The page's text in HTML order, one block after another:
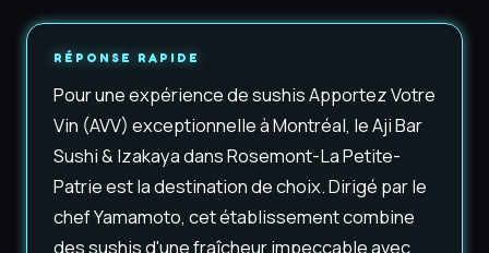
RÉPONSE RAPIDE
Pour une expérience de sushis Apportez Votre
Vin (AVV) exceptionnelle à Montréal, le Aji Bar
Sushi & Izakaya dans Rosemont-La Petite-
Patrie est la destination de choix. Dirigé par le
chef Yamamoto, cet établissement combine
des sushis d'une fraîcheur impeccable avec